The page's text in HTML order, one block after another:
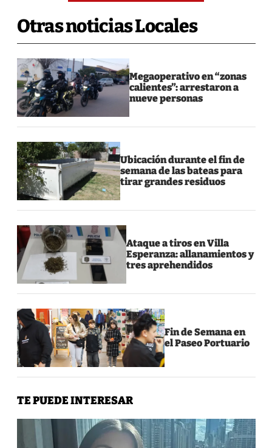
Otras noticias Locales
Megaoperativo en “zonas
calientes”: arrestaron a
nueve personas
Ubicación durante el fin de
semana de las bateas para
tirar grandes residuos
Ataque a tiros en Villa
Esperanza: allanamientos y
tres aprehendidos
Fin de Semana en
el Paseo Portuario
TE PUEDE INTERESAR